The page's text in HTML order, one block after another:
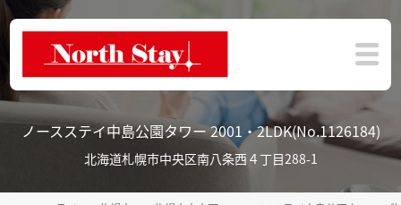
ノースステイ中島公園タワー 2001・2LDK(No.1126184)
北海道札幌市中央区南八条西４丁目288-1